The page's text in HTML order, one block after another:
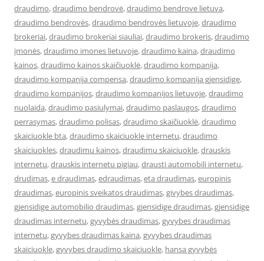
draudimo,draudimo bendrovė,draudimo bendrove lietuva,
draudimo bendrovės,draudimo bendrovės lietuvoje,draudimo
brokeriai,draudimo brokeriai siauliai,draudimo brokeris,draudimo
įmonės,draudimo imones lietuvoje,draudimo kaina,draudimo
kainos,draudimo kainos skaičiuoklė,draudimo kompanija,
draudimo kompanija compensa,draudimo kompanija gjensidige,
draudimo kompanijos,draudimo kompanijos lietuvoje,draudimo
nuolaida,draudimo pasiulymai,draudimo paslaugos,draudimo
perrasymas,draudimo polisas,draudimo skaičiuoklė,draudimo
skaiciuokle bta,draudimo skaiciuokle internetu,draudimo
skaiciuokles,draudimu kainos,draudimu skaiciuokle,drauskis
internetu,drauskis internetu pigiau,drausti automobili internetu,
drudimas,e draudimas,edraudimas,eta draudimas,europinis
draudimas,europinis sveikatos draudimas,givybes draudimas,
gjensidige automobilio draudimas,gjensidige draudimas,gjensidige
draudimas internetu,gyvybės draudimas,gyvybes draudimas
internetu,gyvybes draudimas kaina,gyvybes draudimas
skaiciuokle,gyvybes draudimo skaiciuokle, hansa gyvybės